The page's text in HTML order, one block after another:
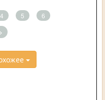
4 5 6
>